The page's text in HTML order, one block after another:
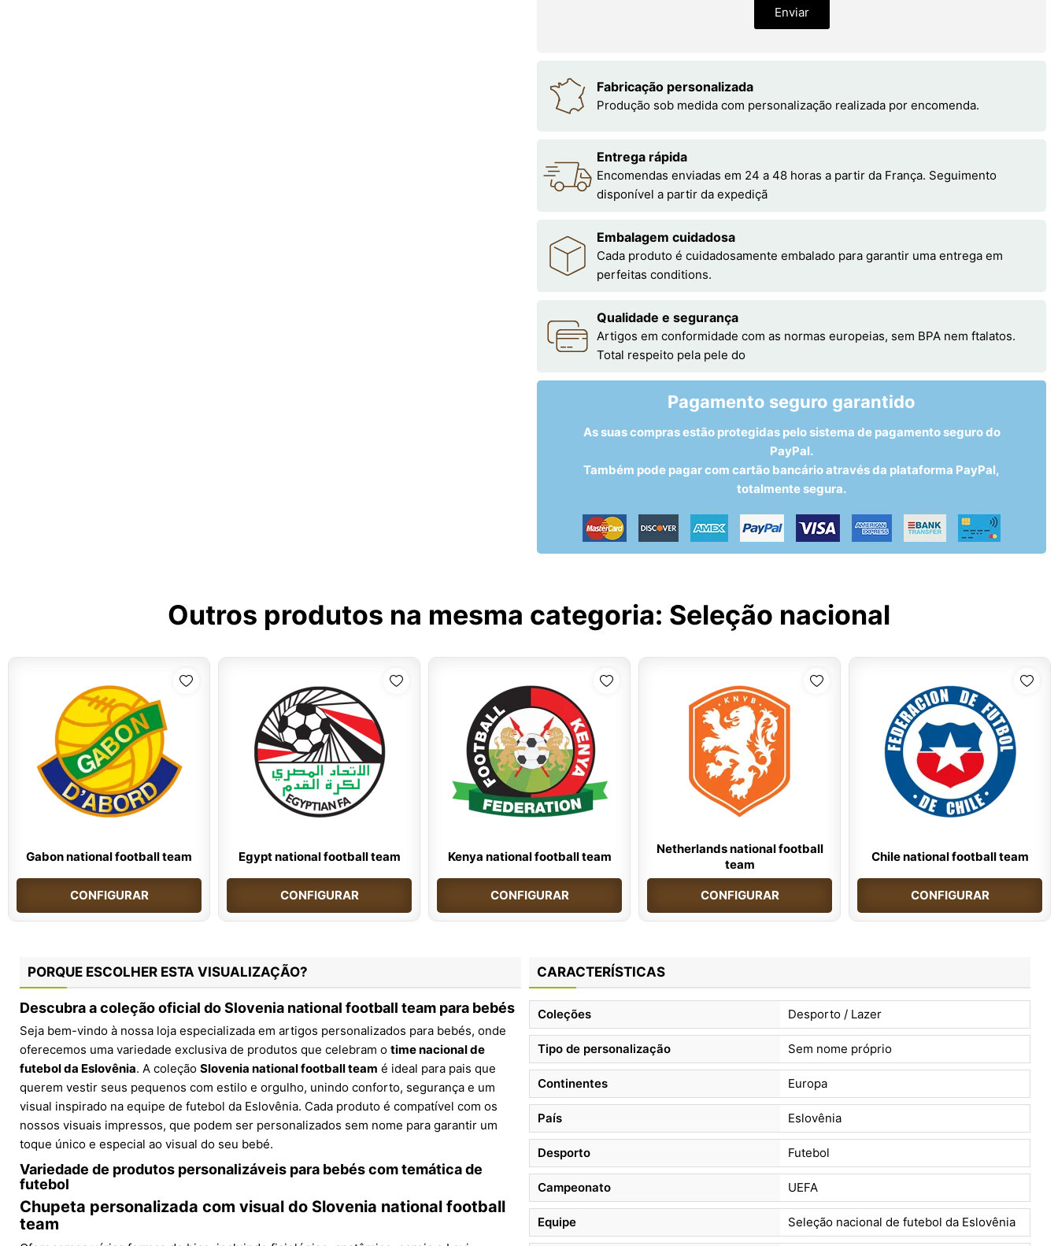
Enviar
Fabricação personalizada
Produção sob medida com personalização realizada por encomenda.
Entrega rápida
Encomendas enviadas em 24 a 48 horas a partir da França. Seguimento
disponível a partir da expediçã
Embalagem cuidadosa
Cada produto é cuidadosamente embalado para garantir uma entrega em
perfeitas conditions.
Qualidade e segurança
Artigos em conformidade com as normas europeias, sem BPA nem ftalatos.
Total respeito pela pele do
Pagamento seguro garantido
As suas compras estão protegidas pelo sistema de pagamento seguro do
PayPal.
Também pode pagar com cartão bancário através da plataforma PayPal,
totalmente segura.
Outros produtos na mesma categoria: Seleção nacional
Gabon national football team
CONFIGURAR
Egypt national football team
CONFIGURAR
Kenya national football team
CONFIGURAR
Netherlands national football
team
CONFIGURAR
Chile national football team
CONFIGURAR
PORQUE ESCOLHER ESTA VISUALIZAÇÃO?
Descubra a coleção oficial do Slovenia national football team para bebés
Seja bem-vindo à nossa loja especializada em artigos personalizados para bebés, onde
oferecemos uma variedade exclusiva de produtos que celebram o time nacional de
futebol da Eslovênia. A coleção Slovenia national football team é ideal para pais que
querem vestir seus pequenos com estilo e orgulho, unindo conforto, segurança e um
visual inspirado na equipe de futebol da Eslovênia. Cada produto é compatível com os
nossos visuais impressos, que podem ser personalizados sem nome para garantir um
toque único e especial ao visual do seu bebé.
Variedade de produtos personalizáveis para bebés com temática de
futebol
Chupeta personalizada com visual do Slovenia national football
team
CARACTERÍSTICAS
Coleções Desporto / Lazer
Tipo de personalização Sem nome próprio
Continentes Europa
País Eslovênia
Desporto Futebol
Campeonato UEFA
Equipe Seleção nacional de futebol da Eslovênia